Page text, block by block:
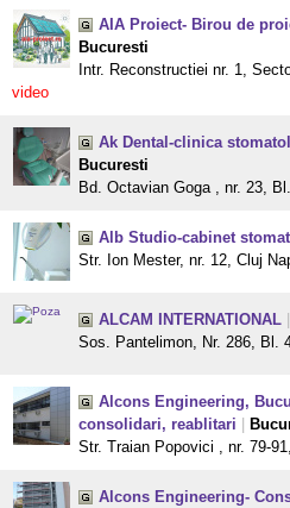
AIA Proiect- Birou de
Bucuresti
Intr. Reconstructiei nr. 1,
video
Ak Dental-clinica
Bucuresti
Bd. Octavian Goga , nr. 23,
Alb Studio-cabinet
Str. Ion Mester, nr. 12, Cluj
ALCAM INTERNATIONAL
Sos. Pantelimon, Nr. 286, Bl.
Alcons Engineering,
consolidari, reablitari
Str. Traian Popovici , nr. 79-
Alcons Engineering-